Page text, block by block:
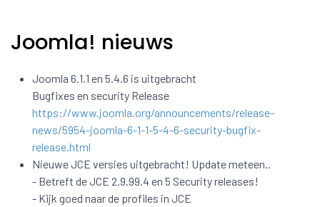
Joomla! nieuws
Joomla 6.1.1 en 5.4.6 is uitgebracht
Bugfixes en security Release
https://www.joomla.org/announcements/release-
news/5954-joomla-6-1-1-5-4-6-security-bugfix-
release.html
Nieuwe JCE versies uitgebracht! Update meteen..
- Betreft de JCE 2.9.99.4 en 5 Security releases!
- Kijk goed naar de profiles in JCE